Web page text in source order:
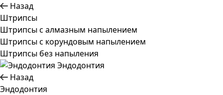
Назад
Штрипсы
Штрипсы c алмазным напылением
Штрипсы c корундовым напылением
Штрипсы без напыления
Эндодонтия
Назад
Эндодонтия